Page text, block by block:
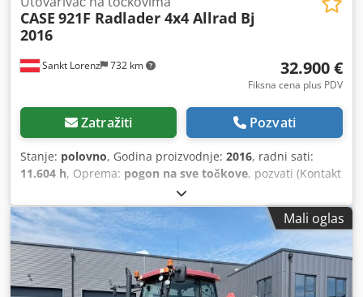
Sankt Lorenz 732 km
CASE 921F Radlader 4x4 Allrad Bj
2016
32.900 €
Fiksna cena plus PDV
Zatražiti Pozvati
Stanje: polovno, Godina proizvodnje: 2016, radni sati:
11.604 h, Oprema: pogon na sve točkove, pozvati (Kontakt
· Telefon · Mobilni · WhatsApp) * Case 921F točkaš 4x4
pogon na sve točkove * Grejanje / Klima uređaj * Godina
proizvodnje: 2016 * Šasija: FNH921F1NGHE12139
Chsdpfxskq Amfe An Uja * Kw: 190 * Sopstvena težina:
19.680 kg * Ukupna težina: 21.600 kg * Radnih sati: 11.604
* Dostupno 3 komada * Cena na upit * Sve informacije bez
garancije
Mali oglas